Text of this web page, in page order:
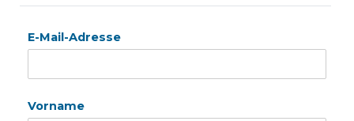
E-Mail-Adresse
Vorname